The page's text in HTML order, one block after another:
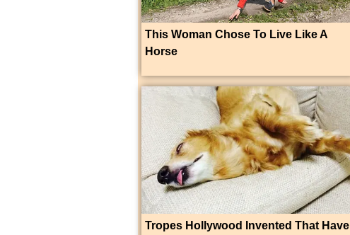
This Woman Chose To Live Like A
Horse
Tropes Hollywood Invented That Have